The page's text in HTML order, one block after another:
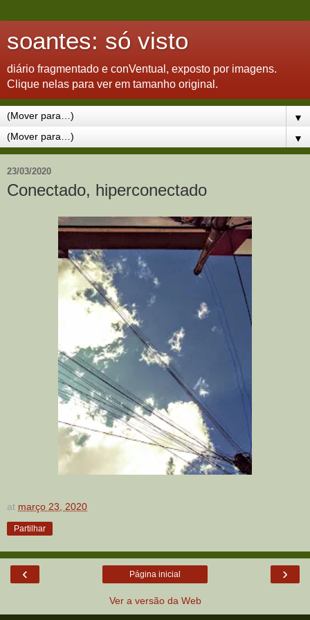
soantes: só visto
diário fragmentado e conVentual, exposto por imagens.
Clique nelas para ver em tamanho original.
▼
▼
23/03/2020
Conectado, hiperconectado
at março 23, 2020
Partilhar
‹ ›
Página inicial
Ver a versão da Web